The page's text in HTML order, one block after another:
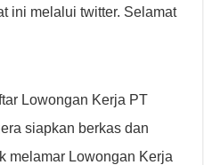
ini melalui twitter. Selamat
Lowongan Kerja PT
siapkan berkas dan
melamar Lowongan Kerja